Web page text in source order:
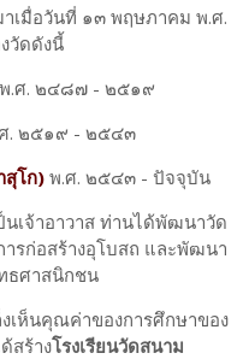
มื่อวันที่ ๑๓ พฤษภาคม พ.ศ.
วัดดังนี้
.ศ. ๒๔๘๗ - ๒๕๑๙
. ๒๕๑๙ - ๒๕๔๓
สุโก)พ.ศ. ๒๕๔๓ - ปัจจุบัน
นเจ้าอาวาส ท่านได้พัฒนาวัด
รก่อสร้างอุโบสถ และพัฒนา
ธศาสนิกชน
งเห็นคุณค่าของการศึกษาของ
สร้างโรงเรียนวัดสนาม